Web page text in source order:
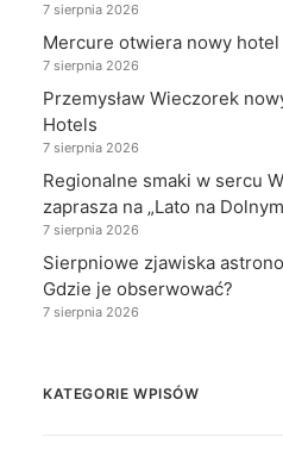
7 sierpnia 2026
Mercure otwiera nowy hotel
7 sierpnia 2026
Przemysław Wieczorek
Hotels
7 sierpnia 2026
Regionalne smaki w sercu
zaprasza na „Lato na
7 sierpnia 2026
Sierpniowe zjawiska
Gdzie je obserwować?
7 sierpnia 2026
KATEGORIE WPISÓW